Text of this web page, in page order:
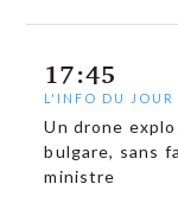
17:45
L'INFO DU JOUR
Un drone
bulgare, sans
ministre